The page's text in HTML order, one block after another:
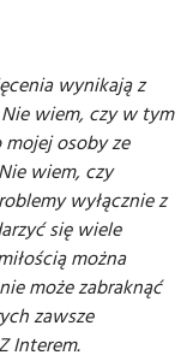
wynikają z
wiem, czy w tym
osoby ze
wiem, czy
wyłącznie z
się wiele
można
może zabraknąć
zawsze
Interem.